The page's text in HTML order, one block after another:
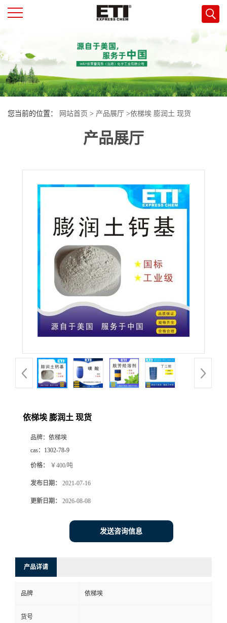
司
首
页
司
态
您当前的位置： 网站首页 > 产品展厅 >依梯埃 膨润土 现货
产品展厅
依梯埃 膨润土 现货
品牌： 依梯埃
cas： 1302-78-9
价格： ￥400/吨
发布日期： 2021-07-16
更新日期： 2026-08-08
发送咨询信息
产品详请
品牌 依梯埃
货号